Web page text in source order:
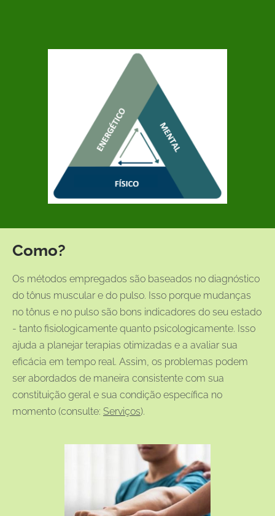
Como?
Os métodos empregados são baseados no diagnóstico
do tônus muscular e do pulso. Isso porque mudanças
no tônus e no pulso são bons indicadores do seu estado
- tanto fisiologicamente quanto psicologicamente. Isso
ajuda a planejar terapias otimizadas e a avaliar sua
eficácia em tempo real. Assim, os problemas podem
ser abordados de maneira consistente com sua
constituição geral e sua condição específica no
momento (consulte: Serviços).